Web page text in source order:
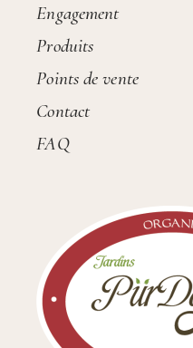
Engagement
Produits
Points de vente
Contact
FAQ